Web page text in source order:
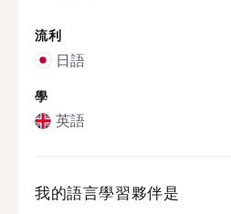
流利
日語
學
英語
我的語言學習夥伴是